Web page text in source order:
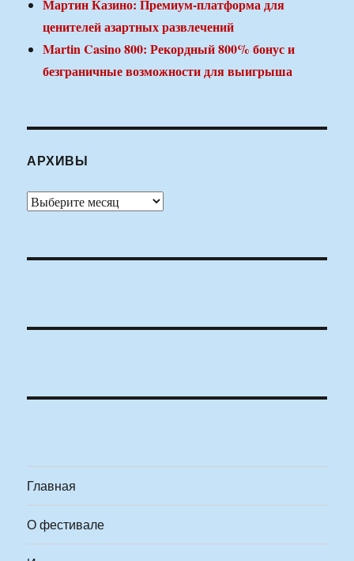
Мартин Казино: Премиум-платформа для
ценителей азартных развлечений
Martin Casino 800: Рекордный 800% бонус и
безграничные возможности для выигрыша
АРХИВЫ
Архивы
Главная
О фестивале